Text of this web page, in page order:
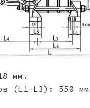
мм.
(L1-L3): 550